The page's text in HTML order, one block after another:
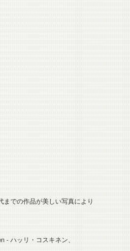
での作品が美しい写真により
ハッリ・コスキネン、